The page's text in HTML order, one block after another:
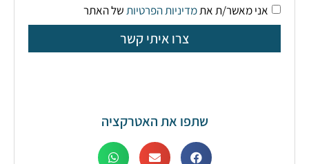
אני מאשר/ת אתמדיניות הפרטיותשל האתר
צרו איתי קשר
שתפו את האטרקציה